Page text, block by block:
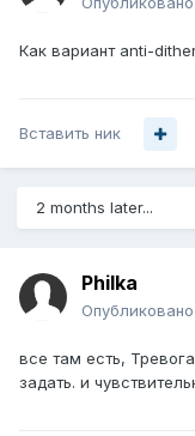
Как вариант anti-
Вставить ник
2 months later...
Philka
Опубликовано
все там есть,
задать. и